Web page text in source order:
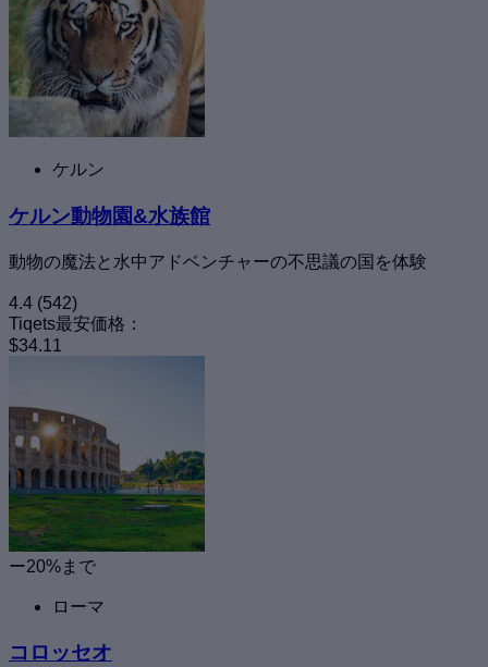
ケルン
ケルン動物園&水族館
動物の魔法と水中アドベンチャーの不思議の国を体験
4.4 (542)
Tiqets最安価格：
$34.11
ー20%まで
ローマ
コロッセオ